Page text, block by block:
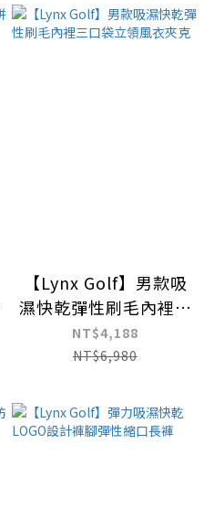
【Lynx Golf】男款吸
濕快乾彈性刷毛內裡三
口袋立領風衣夾克
NT$4,188
NT$6,980